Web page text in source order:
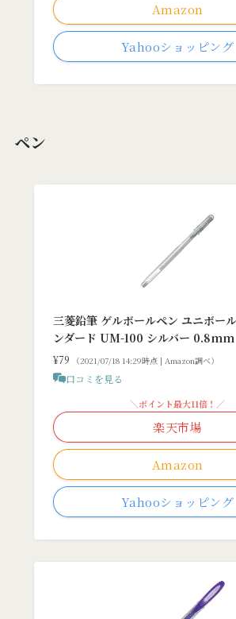
Amazon
Yahooショッピング
ペン
三菱鉛筆 ゲルボールペン ユニボー
ンダード UM-100 シルバー 0.8mm
¥79 （2021/07/18 14:29時点 | Amazon調べ）
口コミを見る
Amazon
＼ポイント最大11倍！／
楽天市場
Yahooショッピング